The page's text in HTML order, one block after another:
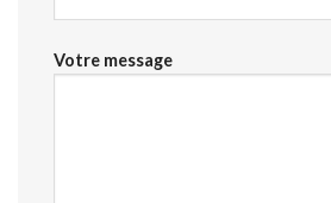
Votre message